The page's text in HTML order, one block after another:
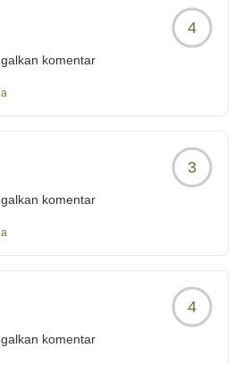
も大変嬉しく存じております。
と思っていただけるホテルであり
お寄せいただきまして、ありがと
4
komentar
3
komentar
4
komentar